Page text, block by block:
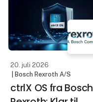
teknologi, der kan
understøtte vores kund
20. juli 2026
| Bosch Rexroth A/S
ctrlX OS fra Bosch